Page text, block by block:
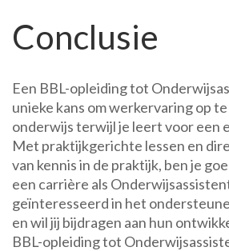
Conclusie
Een BBL-opleiding tot
unieke kans om werkervaring op
onderwijs terwijl je leert voor een
Met praktijkgerichte lessen en
van kennis in de praktijk, ben je
een carrière als
geïnteresseerd in het
en wil jij bijdragen aan hun
BBL-opleiding tot